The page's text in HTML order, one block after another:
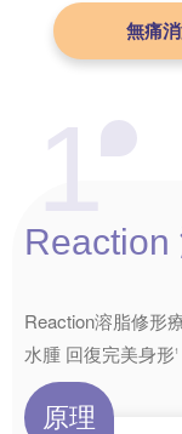
無痛
1
Reaction
Reaction溶脂修形
水腫 回復完美身形1
原理